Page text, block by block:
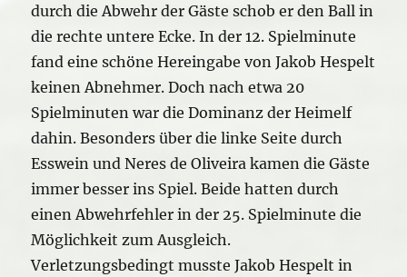
durch die Abwehr der Gäste schob er den Ball in
die rechte untere Ecke. In der 12. Spielminute
fand eine schöne Hereingabe von Jakob Hespelt
keinen Abnehmer. Doch nach etwa 20
Spielminuten war die Dominanz der Heimelf
dahin. Besonders über die linke Seite durch
Esswein und Neres de Oliveira kamen die Gäste
immer besser ins Spiel. Beide hatten durch
einen Abwehrfehler in der 25. Spielminute die
Möglichkeit zum Ausgleich.
Verletzungsbedingt musste Jakob Hespelt in